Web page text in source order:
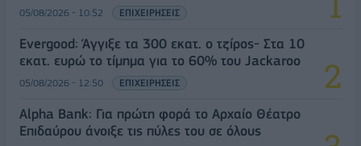
05/08/2026 - 10:52 ΕΠΙΧΕΙΡΗΣΕΙΣ
Evergood: Άγγιξε τα 300 εκατ. ο τζίρος- Στα 10
εκατ. ευρώ το τίμημα για το 60% του Jackaroo
05/08/2026 - 12:50 ΕΠΙΧΕΙΡΗΣΕΙΣ
Alpha Bank: Για πρώτη φορά το Αρχαίο Θέατρο
Επιδαύρου άνοιξε τις πύλες του σε όλους